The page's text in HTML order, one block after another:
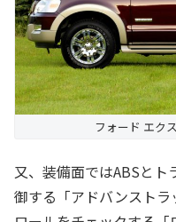
フォード エク
又、装備面ではABSと
御する「アドバンストラ